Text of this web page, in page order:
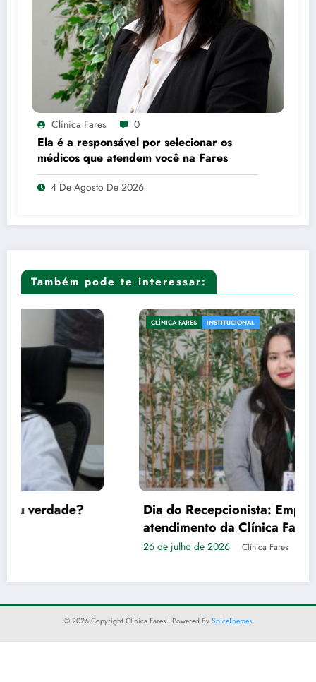
Clínica Fares 0
Ela é a responsável por selecionar os
médicos que atendem você na Fares
4 De Agosto De 2026
Também pode te interessar:
CLÍNICA FARES INSTITUCIONAL
Dia do Recepcionista: Empatia é a tônica no
atendimento da Clínica Fares
Clínica Fares
© 2026 Copyright Clínica Fares | Powered By SpiceThemes